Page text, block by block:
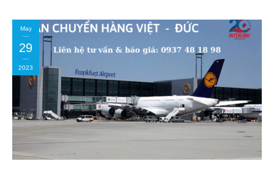
May
29
2023